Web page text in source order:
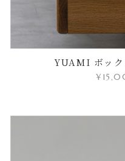
YUAMI ボック